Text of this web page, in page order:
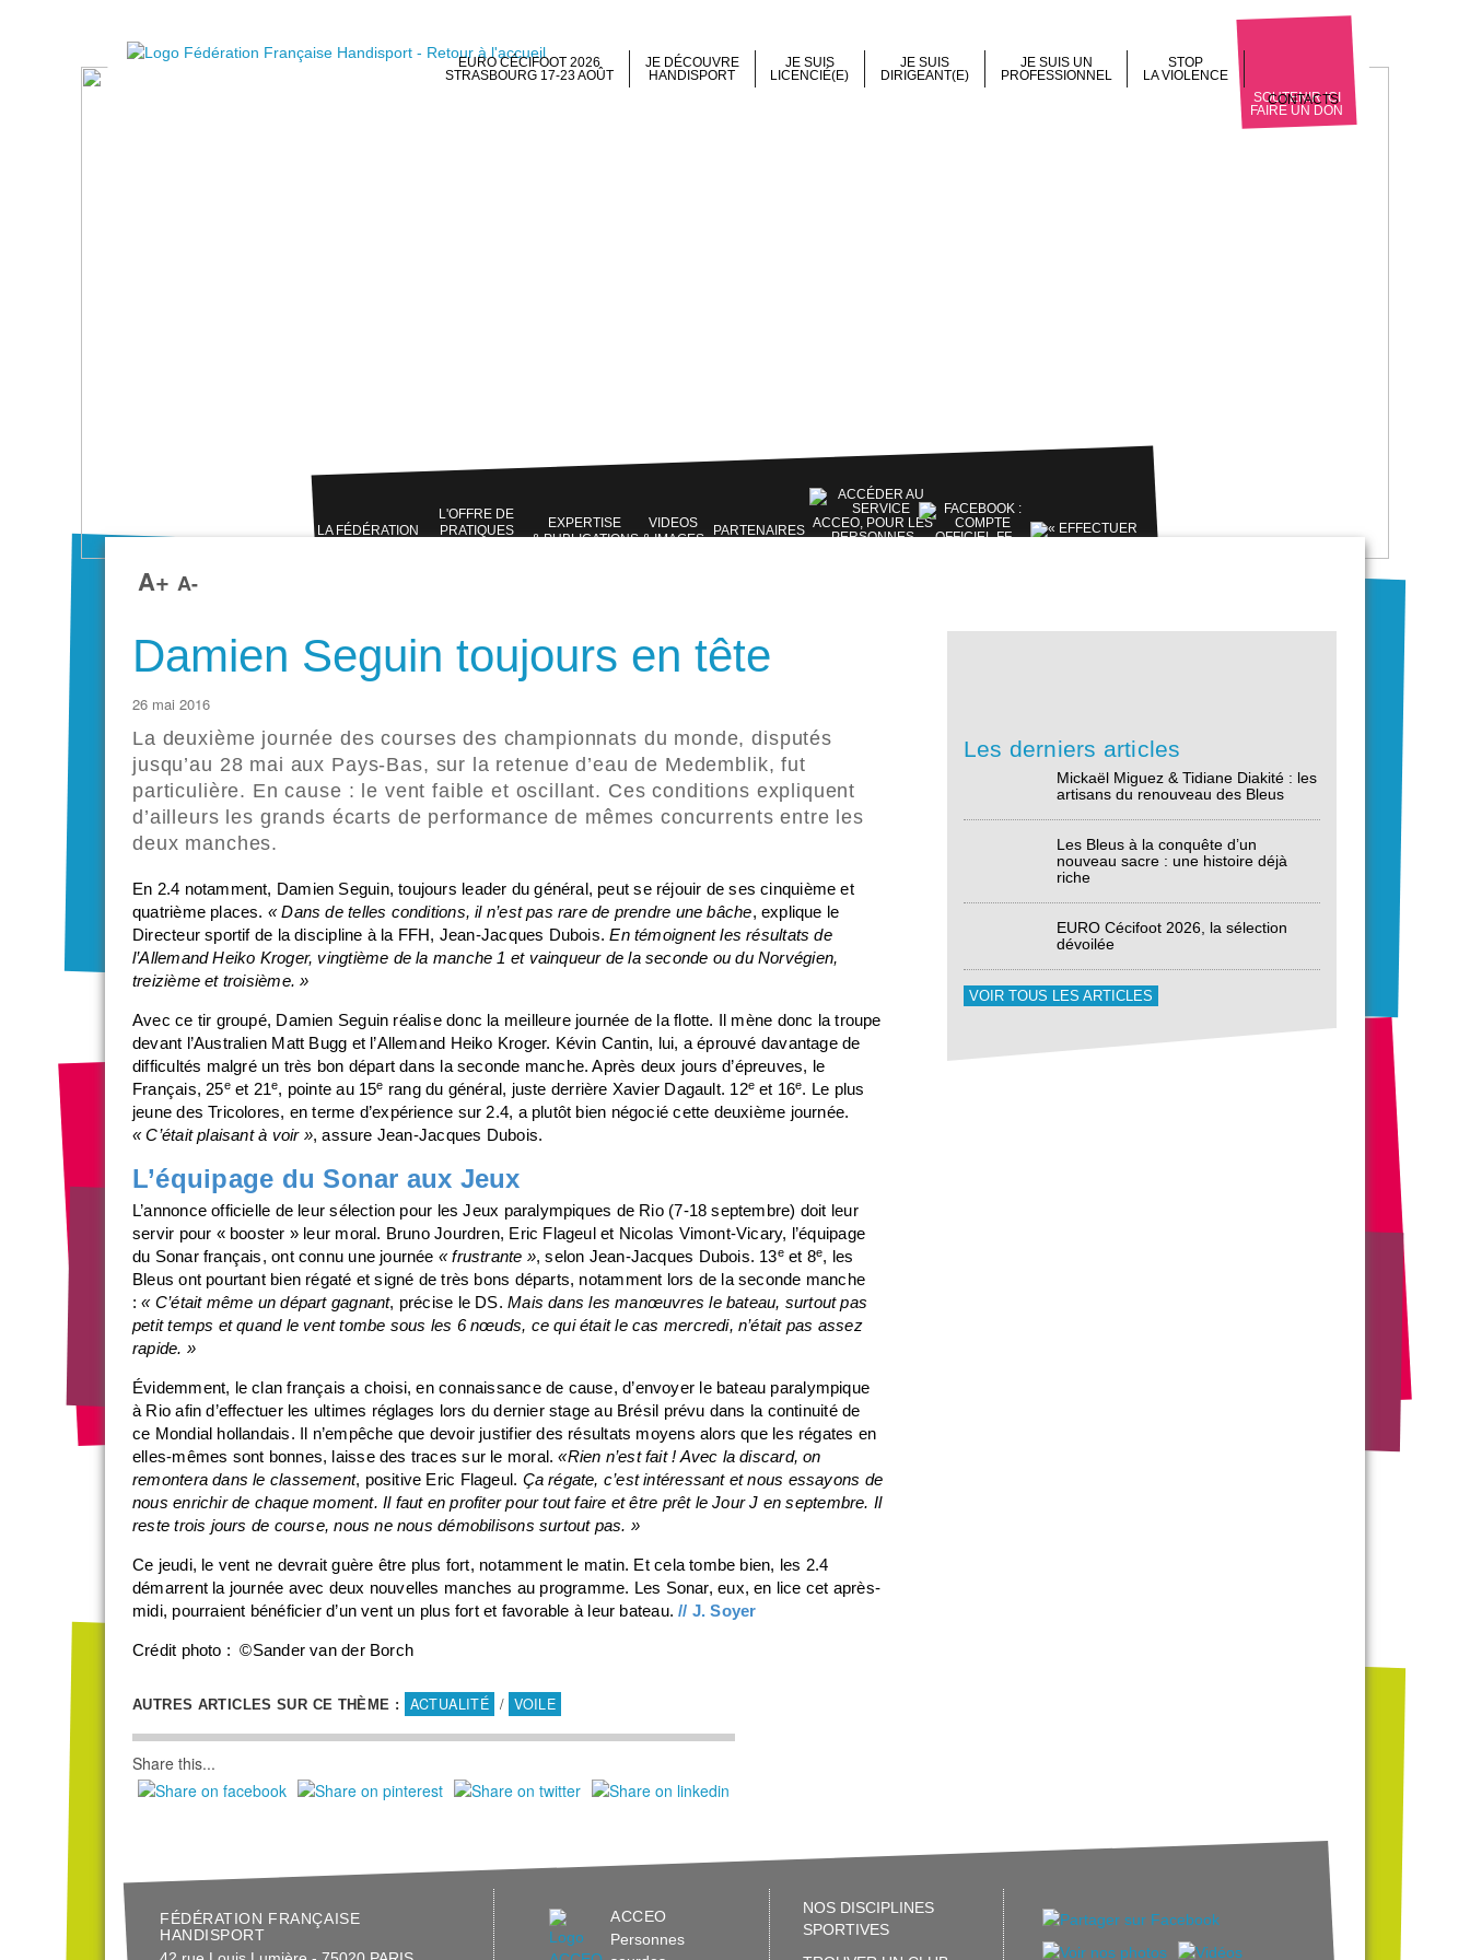
EURO CÉCIFOOT 2026
STRASBOURG 17-23 AOÛT
JE DÉCOUVRE
HANDISPORT
JE SUIS
LICENCIÉ(E)
JE SUIS
DIRIGEANT(E)
JE SUIS UN
PROFESSIONNEL
STOP
LA VIOLENCE
SOUTENIR ICI
FAIRE UN DON
CONTACTS
LA FÉDÉRATION
L'OFFRE DE
PRATIQUES
EXPERTISE
& PUBLICATIONS
VIDEOS
& IMAGES
PARTENAIRES
A+ A-
Damien Seguin toujours en tête
26 mai 2016
La deuxième journée des courses des championnats du monde, disputés
jusqu’au 28 mai aux Pays-Bas, sur la retenue d’eau de Medemblik, fut
particulière. En cause : le vent faible et oscillant. Ces conditions expliquent
d’ailleurs les grands écarts de performance de mêmes concurrents entre les
deux manches.
En 2.4 notamment, Damien Seguin, toujours leader du général, peut se réjouir de ses cinquième et
quatrième places. « Dans de telles conditions, il n’est pas rare de prendre une bâche, explique le
Directeur sportif de la discipline à la FFH, Jean-Jacques Dubois.En témoignent les résultats de
l’Allemand Heiko Kroger, vingtième de la manche 1 et vainqueur de la seconde ou du Norvégien,
treizième et troisième. »
Avec ce tir groupé, Damien Seguin réalise donc la meilleure journée de la flotte. Il mène donc la troupe
devant l’Australien Matt Bugg et l’Allemand Heiko Kroger. Kévin Cantin, lui, a éprouvé davantage de
difficultés malgré un très bon départ dans la seconde manche. Après deux jours d’épreuves, le
Français, 25eet 21e, pointe au 15e rang du général, juste derrière Xavier Dagault. 12eet 16e. Le plus
jeune des Tricolores, en terme d’expérience sur 2.4, a plutôt bien négocié cette deuxième journée.
« C’était plaisant à voir », assure Jean-Jacques Dubois.
L’équipage du Sonar aux Jeux
L’annonce officielle de leur sélection pour les Jeux paralympiques de Rio (7-18 septembre) doit leur
servir pour « booster » leur moral. Bruno Jourdren, Eric Flageul et Nicolas Vimont-Vicary, l’équipage
du Sonar français, ont connu une journée « frustrante », selon Jean-Jacques Dubois. 13eet 8e, les
Bleus ont pourtant bien régaté et signé de très bons départs, notamment lors de la seconde manche
:« C’était même un départ gagnant, précise le DS.Mais dans les manœuvres le bateau, surtout pas
petit temps et quand le vent tombe sous les 6 nœuds, ce qui était le cas mercredi, n’était pas assez
rapide. »
Évidemment, le clan français a choisi, en connaissance de cause, d’envoyer le bateau paralympique
à Rio afin d’effectuer les ultimes réglages lors du dernier stage au Brésil prévu dans la continuité de
ce Mondial hollandais. Il n’empêche que devoir justifier des résultats moyens alors que les régates en
elles-mêmes sont bonnes, laisse des traces sur le moral.«Rien n’est fait ! Avec la discard, on
remontera dans le classement, positive Eric Flageul. Ça régate, c’est intéressant et nous essayons de
nous enrichir de chaque moment. Il faut en profiter pour tout faire et être prêt le Jour J en septembre. Il
reste trois jours de course, nous ne nous démobilisons surtout pas. »
Ce jeudi, le vent ne devrait guère être plus fort, notamment le matin. Et cela tombe bien, les 2.4
démarrent la journée avec deux nouvelles manches au programme. Les Sonar, eux, en lice cet après-
midi, pourraient bénéficier d’un vent un plus fort et favorable à leur bateau.// J. Soyer
Crédit photo : ©Sander van der Borch
AUTRES ARTICLES SUR CE THÈME : ACTUALITÉ / VOILE
Share this...
Les derniers articles
Mickaël Miguez & Tidiane Diakité : les
artisans du renouveau des Bleus
Les Bleus à la conquête d’un
nouveau sacre : une histoire déjà
riche
EURO Cécifoot 2026, la sélection
dévoilée
VOIR TOUS LES ARTICLES
FÉDÉRATION FRANÇAISE
HANDISPORT
ACCEO
Personnes
NOS DISCIPLINES
SPORTIVES